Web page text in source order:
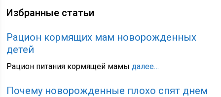
Избранные статьи
Рацион кормящих мам новорожденных
детей
Рацион питания кормящей мамыдалее…
Почему новорожденные плохо спят днем